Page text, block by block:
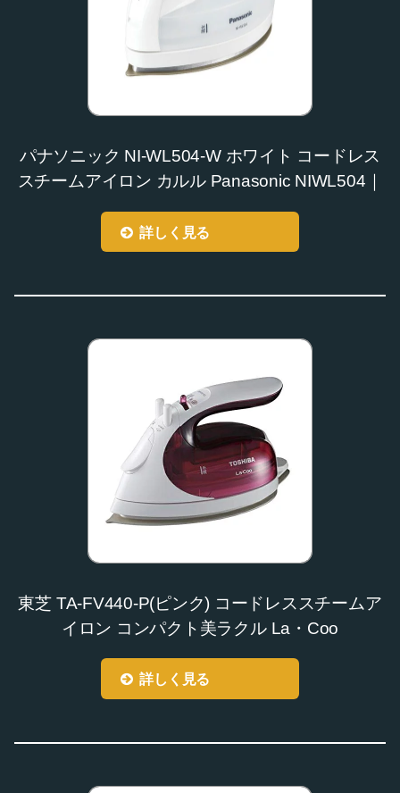
パナソニック NI-WL504-W ホワイト コードレス
スチームアイロン カルル Panasonic NIWL504｜
詳しく見る
東芝 TA-FV440-P(ピンク) コードレススチームア
イロン コンパクト美ラクル La・Coo
詳しく見る